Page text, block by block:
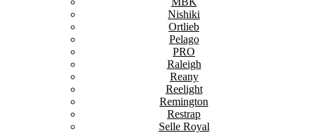
Nishiki
Ortlieb
Pelago
PRO
Raleigh
Reany
Reelight
Remington
Restrap
Selle Royal